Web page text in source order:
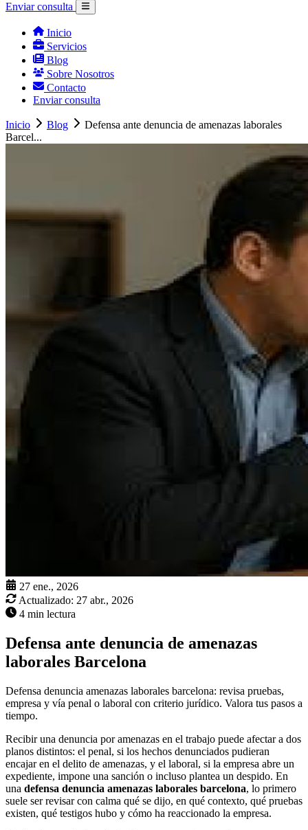
Enviar consulta
Inicio
Servicios
Blog
Sobre Nosotros
Contacto
Enviar consulta
Inicio Blog
Defensa ante denuncia de amenazas laborales
Barcel...
27 ene., 2026
Actualizado: 27 abr., 2026
4 min lectura
Defensa ante denuncia de amenazas
laborales Barcelona
Defensa denuncia amenazas laborales barcelona: revisa pruebas,
empresa y vía penal o laboral con criterio jurídico. Valora tus pasos a
tiempo.
Recibir una denuncia por amenazas en el trabajo puede afectar a dos
planos distintos: el penal, si los hechos denunciados pudieran
encajar en el delito de amenazas, y el laboral, si la empresa abre un
expediente, impone una sanción o incluso plantea un despido. En
una defensa denuncia amenazas laborales barcelona, lo primero
suele ser revisar con calma qué se dijo, en qué contexto, qué pruebas
existen, qué testigos hubo y cómo ha reaccionado la empresa.